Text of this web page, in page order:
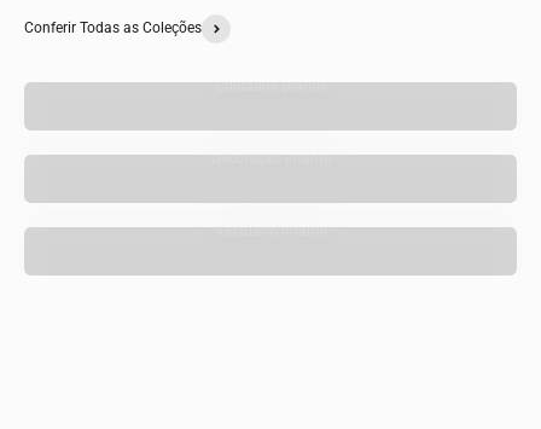
Conferir Todas as Coleções
Cuidados Diários
Decoração Infantil
Vestuário Infantil